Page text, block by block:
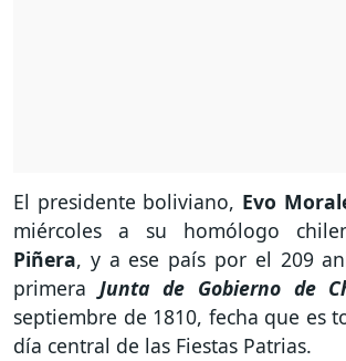
El presidente boliviano, Evo
miércoles a su homólogo
Piñera, y a ese país por el 209
primera Junta de Gobierno de
septiembre de 1810, fecha que es
día central de las Fiestas Patrias.